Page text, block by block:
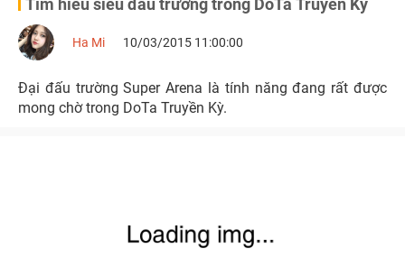
Tìm hiểu siêu đấu trường trong DoTa Truyền Kỳ
Ha Mi 10/03/2015 11:00:00
Đại đấu trường Super Arena là tính năng đang rất được
mong chờ trong DoTa Truyền Kỳ.